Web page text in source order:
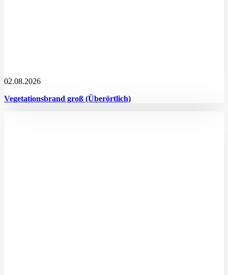
02.08.2026
Vegetationsbrand groß (Überörtlich)